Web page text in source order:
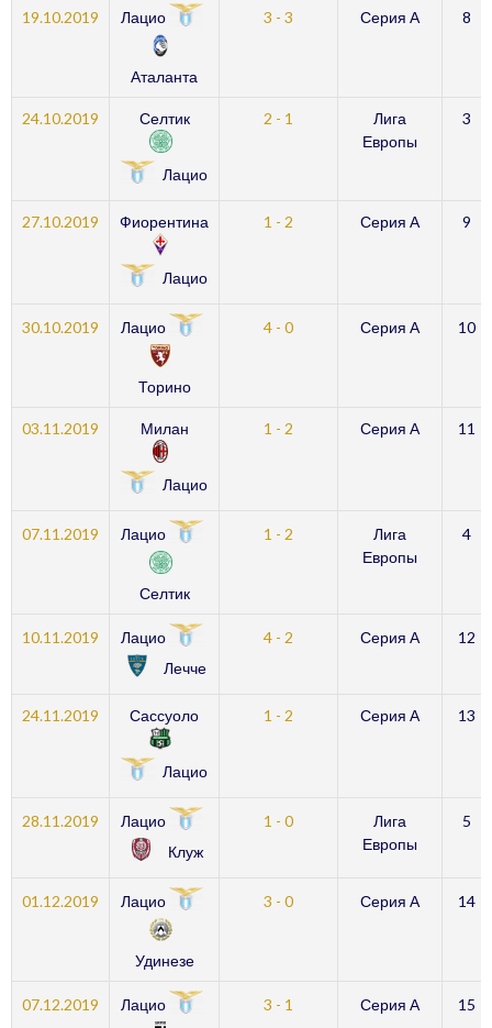
19.10.2019 Лацио
Аталанта
3 - 3 Серия А 8
24.10.2019 Селтик
Лацио
2 - 1
Лига
Европы
3
27.10.2019 Фиорентина
Лацио
1 - 2 Серия А 9
30.10.2019 Лацио
Торино
4 - 0 Серия А 10
03.11.2019 Милан
Лацио
1 - 2 Серия А 11
07.11.2019 Лацио
Селтик
1 - 2
Лига
Европы
4
10.11.2019
Лацио
Лечче
4 - 2 Серия А 12
24.11.2019 Сассуоло
Лацио
1 - 2 Серия А 13
28.11.2019
Лацио
Клуж
1 - 0
Лига
Европы
5
01.12.2019 Лацио
Удинезе
3 - 0 Серия А 14
07.12.2019 Лацио 3 - 1 Серия А 15